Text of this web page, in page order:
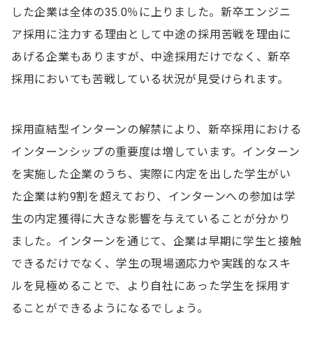
した企業は全体の35.0％に上りました。新卒エンジニ
ア採用に注力する理由として中途の採用苦戦を理由に
あげる企業もありますが、中途採用だけでなく、新卒
採用においても苦戦している状況が見受けられます。
採用直結型インターンの解禁により、新卒採用における
インターンシップの重要度は増しています。インターン
を実施した企業のうち、実際に内定を出した学生がい
た企業は約9割を超えており、インターンへの参加は学
生の内定獲得に大きな影響を与えていることが分かり
ました。インターンを通じて、企業は早期に学生と接触
できるだけでなく、学生の現場適応力や実践的なスキ
ルを見極めることで、より自社にあった学生を採用す
ることができるようになるでしょう。